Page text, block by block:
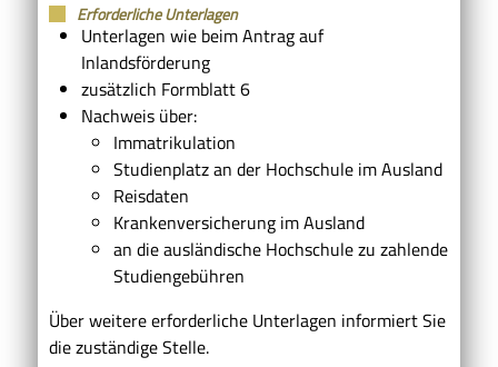
Erforderliche Unterlagen
Unterlagen wie beim Antrag auf
Inlandsförderung
zusätzlich Formblatt 6
Nachweis über:
Immatrikulation
Studienplatz an der Hochschule im Ausland
Reisdaten
Krankenversicherung im Ausland
an die ausländische Hochschule zu zahlende
Studiengebühren
Über weitere erforderliche Unterlagen informiert Sie
die zuständige Stelle.